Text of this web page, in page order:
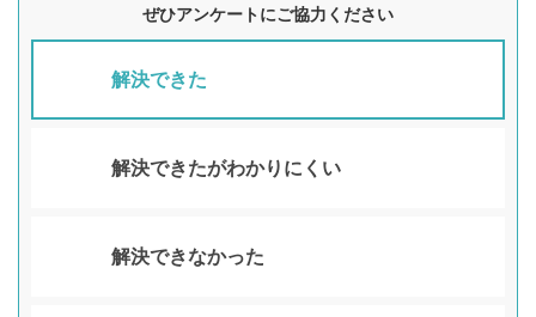
ぜひアンケートにご協力ください
解決できた
解決できたがわかりにくい
解決できなかった